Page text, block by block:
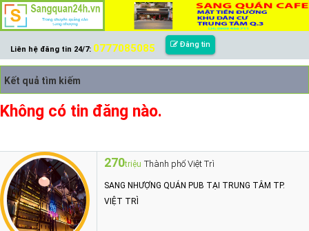
Liên hệ đăng tin 24/7: 0777085085 Đăng tin
Kết quả tìm kiếm
Không có tin đăng nào.
270triệu Thành phố Việt Trì
SANG NHƯỢNG QUÁN PUB TẠI TRUNG TÂM TP.
VIỆT TRÌ